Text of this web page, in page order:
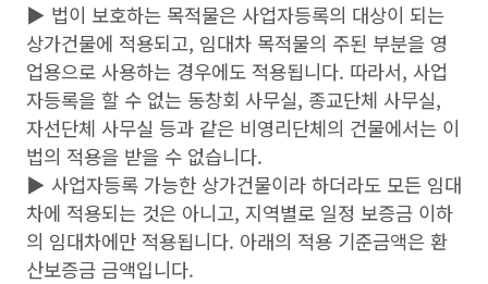
▶ 법이 보호하는 목적물은 사업자등록의 대상이 되는
상가건물에 적용되고, 임대차 목적물의 주된 부분을 영
업용으로 사용하는 경우에도 적용됩니다. 따라서, 사업
자등록을 할 수 없는 동창회 사무실, 종교단체 사무실,
자선단체 사무실 등과 같은 비영리단체의 건물에서는 이
법의 적용을 받을 수 없습니다.
▶ 사업자등록 가능한 상가건물이라 하더라도 모든 임대
차에 적용되는 것은 아니고, 지역별로 일정 보증금 이하
의 임대차에만 적용됩니다. 아래의 적용 기준금액은 환
산보증금 금액입니다.